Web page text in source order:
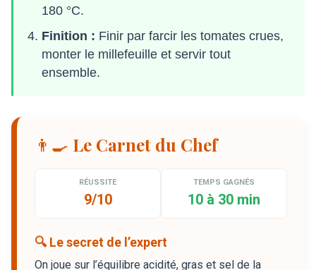
180 °C.
Finition : Finir par farcir les tomates crues,
monter le millefeuille et servir tout
ensemble.
👨‍🍳 Le Carnet du Chef
RÉUSSITE
9/10
TEMPS GAGNÉS
10 à 30 min
🔍 Le secret de l’expert
On joue sur l’équilibre acidité, gras et sel de la